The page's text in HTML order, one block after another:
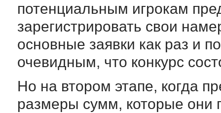
потенциальным игрокам
зарегистрировать свои
основные заявки как раз и
очевидным, что конкурс
Но на втором этапе, когда
размеры сумм, которые они